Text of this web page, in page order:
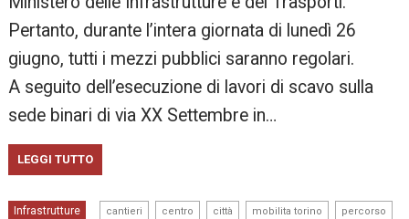
Pertanto, durante l’intera giornata di lunedì 26
giugno, tutti i mezzi pubblici saranno regolari.
A seguito dell’esecuzione di lavori di scavo sulla
sede binari di via XX Settembre in…
LEGGI TUTTO
Infrastrutture cantieri centro città mobilita torino percorso